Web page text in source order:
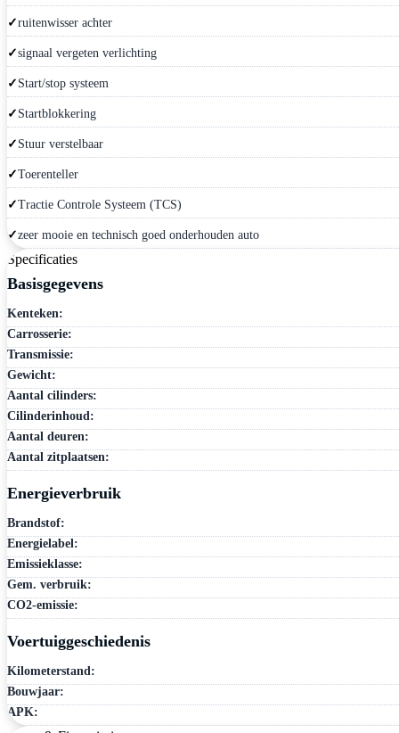
ruitenwisser achter
signaal vergeten verlichting
Start/stop systeem
Startblokkering
Stuur verstelbaar
Toerenteller
Tractie Controle Systeem (TCS)
zeer mooie en technisch goed onderhouden auto
Specificaties
Basisgegevens
Kenteken:
Carrosserie:
Transmissie:
Gewicht:
Aantal cilinders:
Cilinderinhoud:
Aantal deuren:
Aantal zitplaatsen:
Energieverbruik
Brandstof:
Energielabel:
Emissieklasse:
Gem. verbruik:
CO2-emissie:
Voertuiggeschiedenis
Kilometerstand:
Bouwjaar:
APK: